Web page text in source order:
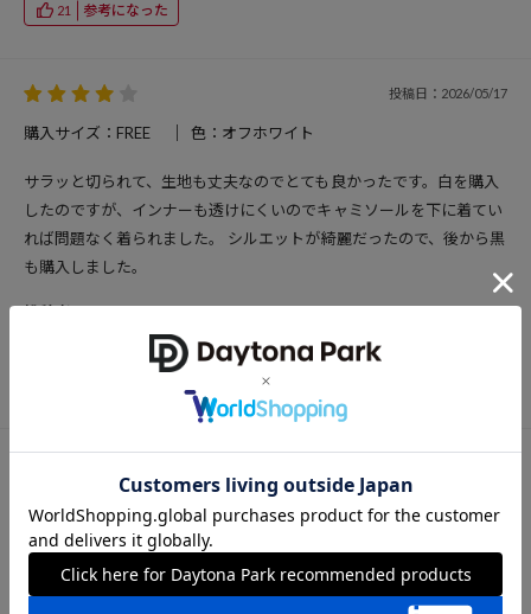
21 参考になった
投稿日：2026/05/17
購入サイズ：FREE 色：オフホワイト
サラッと切られて、生地も丈夫なのでとても良かったです。白を購入
したのですが、インナーも透けにくいのでキャミソールを下に着てい
れば問題なく着られました。 シルエットが綺麗だったので、後から黒
も購入しました。
投稿者：YOU
166cm 24.5cm
色：オフホワイト
裾のフリルが可愛い！ フリルがあっても60代でもそんなに甘くならず
に着れるシャツです。